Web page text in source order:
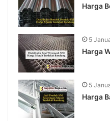
Harga
5
Harga
5
Harga